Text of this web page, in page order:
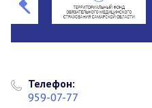
Телефон:
959-07-77